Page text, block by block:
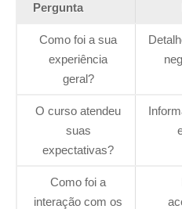
Pergunta
Como foi a sua
experiência
geral?
O curso atendeu
suas
expectativas?
Como foi a
interação com os